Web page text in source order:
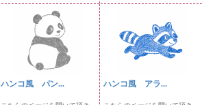
ハンコ風 パン... ハンコ風 アラ...